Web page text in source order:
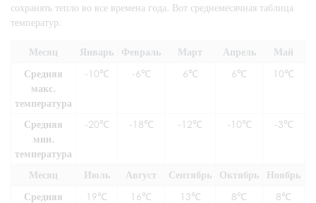
сохранять тепло во все времена года. Вот среднемесячная таблица
температур.
Месяц Январь Февраль Март Апрель Май
Средняя
макс.
температура
-10℃ -6℃ 6℃ 6℃ 10℃
Средняя
мин.
температура
-20℃ -18℃ -12℃ -10℃ -3℃
Месяц Июль Август Сентябрь Октябрь Ноябрь
Средняя
19℃ 16℃ 13℃ 8℃ 8℃